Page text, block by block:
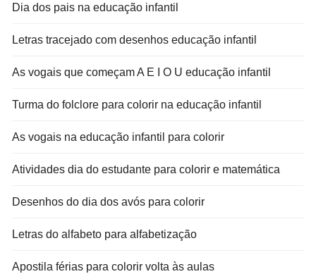
Dia dos pais na educação infantil
Letras tracejado com desenhos educação infantil
As vogais que começam A E I O U educação infantil
Turma do folclore para colorir na educação infantil
As vogais na educação infantil para colorir
Atividades dia do estudante para colorir e matemática
Desenhos do dia dos avós para colorir
Letras do alfabeto para alfabetização
Apostila férias para colorir volta às aulas